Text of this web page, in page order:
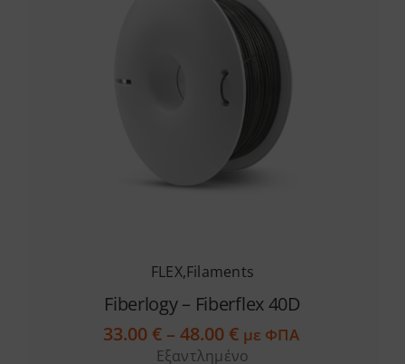
FLEX,Filaments
Fiberlogy – Fiberflex 40D
33.00€ – 48.00€Price
range:
με ΦΠΑ
Εξαντλημένο